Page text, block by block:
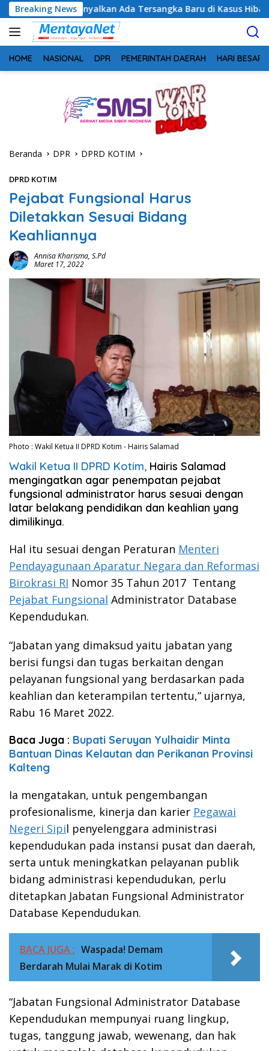
Langsung
ke
konten
Breaking News
Ada Tersangka Baru di Kasus Hibah Rp40 Miliar
HOME NASIONAL DPR PEMERINTAH DAERAH HARI BESAR
Beranda DPR DPRD KOTIM
DPRD KOTIM
Pejabat Fungsional Harus
Diletakkan Sesuai Bidang
Keahliannya
Annisa Kharisma, S.Pd
Maret 17, 2022
Photo : Wakil Ketua II DPRD Kotim - Hairis Salamad
Wakil Ketua II DPRD Kotim, Hairis Salamad
mengingatkan agar penempatan pejabat
fungsional administrator harus sesuai dengan
latar belakang pendidikan dan keahlian yang
dimilikinya.
Hal itu sesuai dengan Peraturan Menteri
Pendayagunaan Aparatur Negara dan Reformasi
Birokrasi RI Nomor 35 Tahun 2017 Tentang
Pejabat Fungsional Administrator Database
Kependudukan.
“Jabatan yang dimaksud yaitu jabatan yang
berisi fungsi dan tugas berkaitan dengan
pelayanan fungsional yang berdasarkan pada
keahlian dan keterampilan tertentu,” ujarnya,
Rabu 16 Maret 2022.
Baca Juga : Bupati Seruyan Yulhaidir Minta
Bantuan Dinas Kelautan dan Perikanan Provinsi
Kalteng
Ia mengatakan, untuk pengembangan
profesionalisme, kinerja dan karier Pegawai
Negeri Sipil penyelenggara administrasi
kependudukan pada instansi pusat dan daerah,
serta untuk meningkatkan pelayanan publik
bidang administrasi kependudukan, perlu
ditetapkan Jabatan Fungsional Administrator
Database Kependudukan.
BACA JUGA : Waspada! Demam
Berdarah Mulai Marak di Kotim
“Jabatan Fungsional Administrator Database
Kependudukan mempunyai ruang lingkup,
tugas, tanggung jawab, wewenang, dan hak